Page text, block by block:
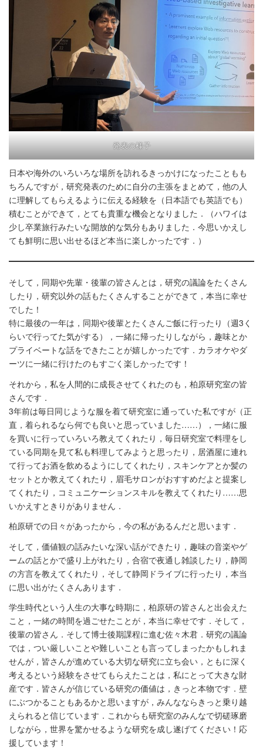
発表の様子
日本や海外のいろいろな場所を訪れるきっかけになったこともも
ちろんですが，研究発表のために自分の主張をまとめて，他の人
に理解してもらえるように伝える経験を（日本語でも英語でも）
積むことができて，とても貴重な機会となりました．（ハワイは
少し卒業旅行みたいな開放的な気分もありました．今思いかえし
ても鮮明に思い出せるほど本当に楽しかったです．）
そして，同期や先輩・後輩の皆さんとは，研究の議論をたくさん
したり，研究以外の話もたくさんすることができて，本当に幸せ
でした！
特に最後の一年は，同期や後輩とたくさんご飯に行ったり（週3く
らいで行ってた気がする），一緒に帰ったりしながら，趣味とか
プライベートな話をできたことが嬉しかったです．カラオケやダ
ーツに一緒に行けたのもすごく楽しかったです！
それから，私を人間的に成長させてくれたのも，柏原研究室の皆
さんです．
3年前は毎日同じような服を着て研究室に通っていた私ですが（正
直，着られるなら何でも良いと思っていました……），一緒に服
を買いに行っていろいろ教えてくれたり，毎日研究室で料理をし
ている同期を見て私も料理してみようと思ったり，居酒屋に連れ
て行ってお酒を飲めるようにしてくれたり，スキンケアとか髪の
セットとか教えてくれたり，眉毛サロンがおすすめだよと提案し
てくれたり，コミュニケーションスキルを教えてくれたり……思
いかえすときりがありません．
柏原研での日々があったから，今の私があるんだと思います．
そして，価値観の話みたいな深い話ができたり，趣味の音楽やゲ
ームの話とかで盛り上がれたり，合宿で夜通し雑談したり，静岡
の方言を教えてくれたり，そして静岡ドライブに行ったり，本当
に思い出がたくさんあります．
学生時代という人生の大事な時期に，柏原研の皆さんと出会えた
こと，一緒の時間を過ごせたことが，本当に幸せです．そして，
後輩の皆さん．そして博士後期課程に進む佐々木君．研究の議論
では，つい厳しいことや難しいことも言ってしまったかもしれま
せんが，皆さんが進めている大切な研究に立ち会い，ともに深く
考えるという経験をさせてもらえたことは，私にとって大きな財
産です．皆さんが信じている研究の価値は，きっと本物です．壁
にぶつかることもあるかと思いますが，みんなならきっと乗り越
えられると信じています．これからも研究室のみんなで切磋琢磨
しながら，世界を驚かせるような研究を成し遂げてください！応
援しています！